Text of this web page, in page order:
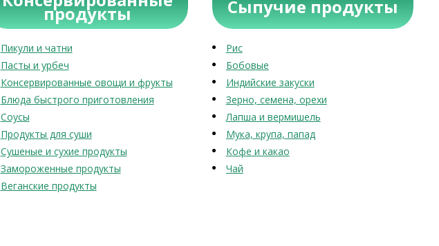
продукты
Пикули и чатни
Пасты и урбеч
Консервированные овощи и фрукты
Блюда быстрого приготовления
Соусы
Продукты для суши
Сушеные и сухие продукты
Замороженные продукты
Веганские продукты
Сыпучие продукты
Рис
Бобовые
Индийские закуски
Зерно, семена, орехи
Лапша и вермишель
Мука, крупа, папад
Кофе и какао
Чай